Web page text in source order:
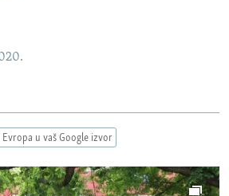
u vaš Google izvor